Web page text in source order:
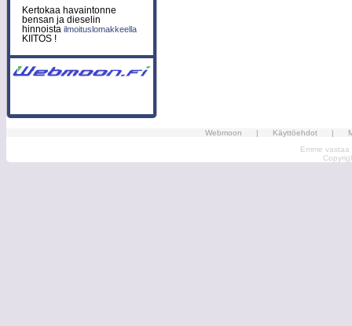
Kertokaa havaintonne
bensan ja dieselin
hinnoista ilmoituslomakkeella
KIITOS !
Webmoon | Käyttöehdot |
Emme